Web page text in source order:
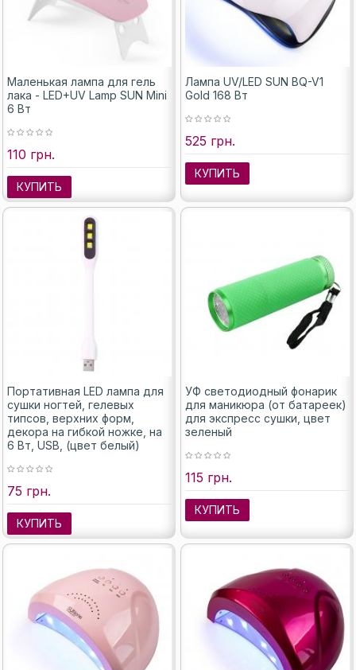
Маленькая лампа для гель
лака - LED+UV Lamp SUN Mini
6 Вт
110 грн.
КУПИТЬ
Лампа UV/LED SUN BQ-V1
Gold 168 Вт
525 грн.
КУПИТЬ
Портативная LED лампа для
сушки ногтей, гелевых
типсов, верхних форм,
декора на гибкой ножке, на
6 Вт, USB, (цвет белый)
75 грн.
КУПИТЬ
УФ светодиодный фонарик
для маникюра (от батареек)
для экспресс сушки, цвет
зеленый
115 грн.
КУПИТЬ